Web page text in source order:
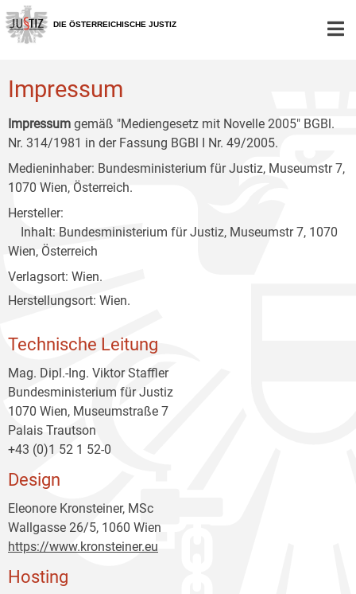
Zur
Hauptnavigation
[1]
Zum
Inhalt
[2]
Zum
Untermenü
[3]
DIE ÖSTERREICHISCHE JUSTIZ
Impressum
Impressum gemäß "Mediengesetz mit Novelle 2005" BGBl.
Nr. 314/1981 in der Fassung BGBl I Nr. 49/2005.
Medieninhaber: Bundesministerium für Justiz, Museumstr 7,
1070 Wien, Österreich.
Hersteller:
Inhalt: Bundesministerium für Justiz, Museumstr 7, 1070
Wien, Österreich
Verlagsort: Wien.
Herstellungsort: Wien.
Technische Leitung
Mag. Dipl.-Ing. Viktor Staffler
Bundesministerium für Justiz
1070 Wien, Museumstraße 7
Palais Trautson
+43 (0)1 52 1 52-0
Design
Eleonore Kronsteiner, MSc
Wallgasse 26/5, 1060 Wien
https://www.kronsteiner.eu
Hosting